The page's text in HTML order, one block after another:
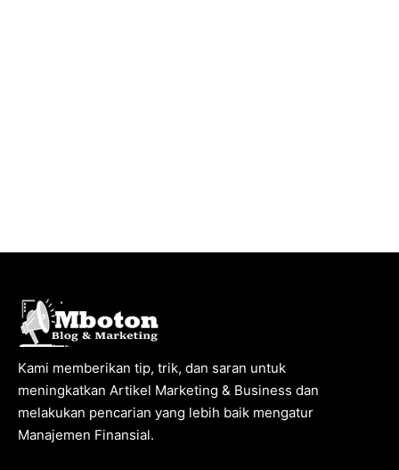
Kami memberikan tip, trik, dan saran untuk
meningkatkan Artikel Marketing & Business dan
melakukan pencarian yang lebih baik mengatur
Manajemen Finansial.